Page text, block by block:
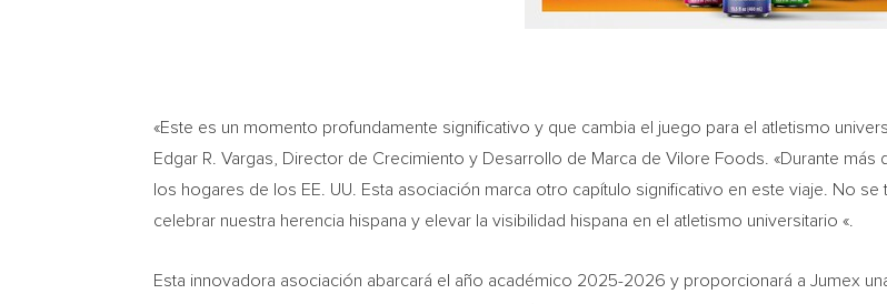
«Este es un momento profundamente significativo y que cambia el juego para el atletismo
Edgar R. Vargas, Director de Crecimiento y Desarrollo de Marca de Vilore Foods. «Durante
los hogares de los EE. UU. Esta asociación marca otro capítulo significativo en este viaje. No
celebrar nuestra herencia hispana y elevar la visibilidad hispana en el atletismo universitario «.
Esta innovadora asociación abarcará el año académico 2025-2026 y proporcionará a Jumex